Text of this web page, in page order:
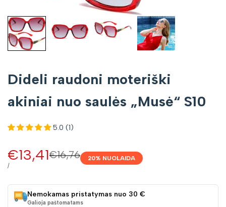
Dideli raudoni moteriški
akiniai nuo saulės „Musė“ S10
5.0 (1)
Įprasta
€16,76
Pardavimo
kaina
€13,41
VIENETO
/
20% NUOLAIDA
Nemokamas pristatymas nuo 30 €
Galioja paštomatams